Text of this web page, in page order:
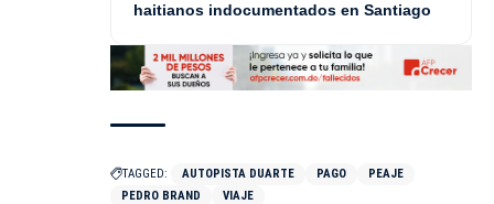
haitianos indocumentados en Santiago
TAGGED: AUTOPISTA DUARTE PAGO
PEAJE
PEDRO BRAND
VIAJE